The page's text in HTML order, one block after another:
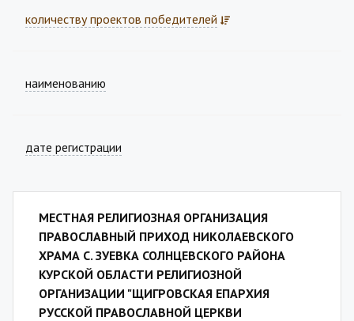
количеству проектов победителей
наименованию
дате регистрации
МЕСТНАЯ РЕЛИГИОЗНАЯ ОРГАНИЗАЦИЯ
ПРАВОСЛАВНЫЙ ПРИХОД НИКОЛАЕВСКОГО
ХРАМА С. ЗУЕВКА СОЛНЦЕВСКОГО РАЙОНА
КУРСКОЙ ОБЛАСТИ РЕЛИГИОЗНОЙ
ОРГАНИЗАЦИИ "ЩИГРОВСКАЯ ЕПАРХИЯ
РУССКОЙ ПРАВОСЛАВНОЙ ЦЕРКВИ